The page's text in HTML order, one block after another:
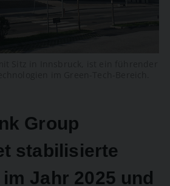
Group
stabilisierte
Jahr 2025 und